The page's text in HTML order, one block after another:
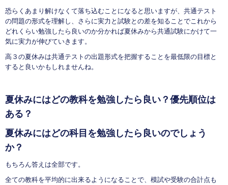
恐らくあまり解けなくて落ち込むことになると思いますが、共通テスト
の問題の形式を理解し、さらに実力と試験との差を知ることでこれから
どれくらい勉強したら良いのか分かれば夏休みから共通試験にかけて一
気に実力が伸びていきます。
高３の夏休みは共通テストの出題形式を把握することを最低限の目標と
すると良いかもしれませんね。
夏休みにはどの教科を勉強したら良い？優先順位は
ある？
夏休みにはどの科目を勉強したら良いのでしょう
か？
もちろん答えは全部です。
全ての教科を平均的に出来るようになることで、模試や受験の合計点も